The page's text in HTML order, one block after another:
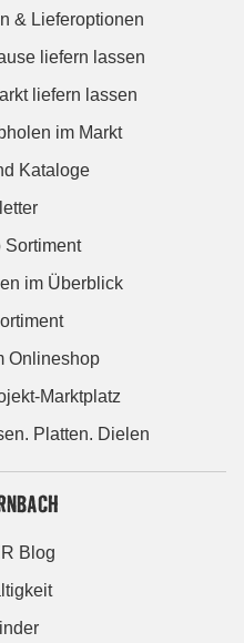
& Lieferoptionen
liefern lassen
liefern lassen
im Markt
Kataloge
Sortiment
im Überblick
Onlineshop
Marktplatz
Platten. Dielen
Blog